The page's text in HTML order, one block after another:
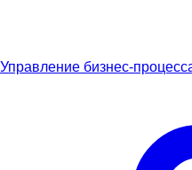
Управление бизнес-